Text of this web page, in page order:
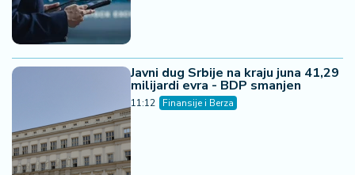
Javni dug Srbije na kraju juna 41,29
milijardi evra - BDP smanjen
11:12 Finansije i Berza